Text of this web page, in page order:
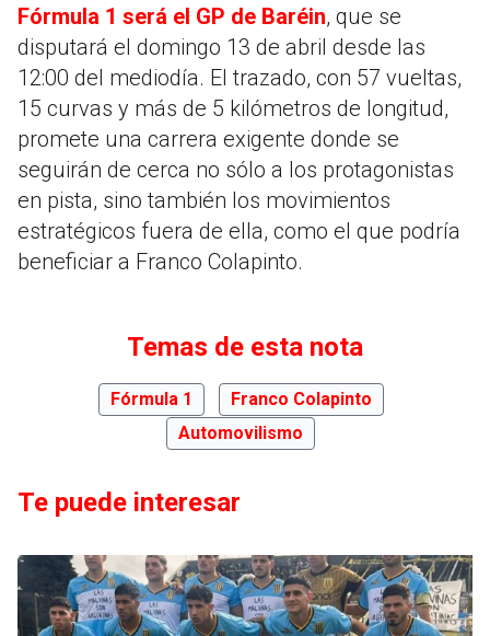
Fórmula 1 será el GP de Baréin, que se
disputará el domingo 13 de abril desde las
12:00 del mediodía. El trazado, con 57 vueltas,
15 curvas y más de 5 kilómetros de longitud,
promete una carrera exigente donde se
seguirán de cerca no sólo a los protagonistas
en pista, sino también los movimientos
estratégicos fuera de ella, como el que podría
beneficiar a Franco Colapinto.
Temas de esta nota
Fórmula 1
Franco Colapinto
Automovilismo
Te puede interesar